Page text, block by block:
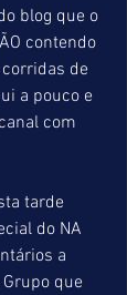
blog que o
contendo
de
a pouco e
com
tarde
do NA
a
que